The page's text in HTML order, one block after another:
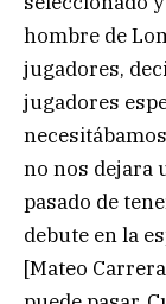
hombre de
jugadores,
jugadores
no nos dejara
pasado de
debute en la
[Mateo